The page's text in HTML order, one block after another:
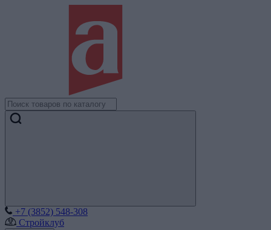
+7 (3852) 548-308
Стройклуб